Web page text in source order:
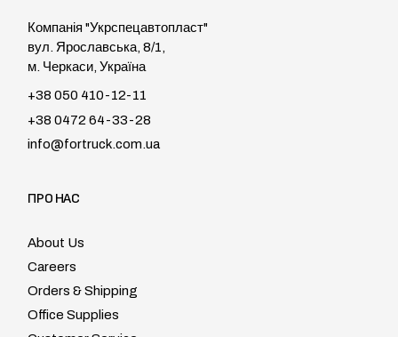
Компанія "Укрспецавтопласт"
вул. Ярославська, 8/1,
м. Черкаси, Україна
+38 050 410-12-11
+38 0472 64-33-28
info@fortruck.com.ua
ПРО НАС
About Us
Careers
Orders & Shipping
Office Supplies